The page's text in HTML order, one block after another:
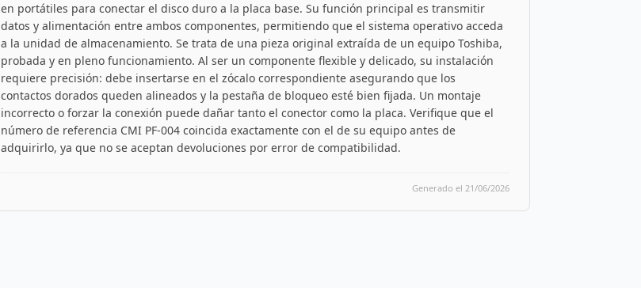
en portátiles para conectar el disco duro a la placa base. Su función principal es transmitir
datos y alimentación entre ambos componentes, permitiendo que el sistema operativo acceda
a la unidad de almacenamiento. Se trata de una pieza original extraída de un equipo Toshiba,
probada y en pleno funcionamiento. Al ser un componente flexible y delicado, su instalación
requiere precisión: debe insertarse en el zócalo correspondiente asegurando que los
contactos dorados queden alineados y la pestaña de bloqueo esté bien fijada. Un montaje
incorrecto o forzar la conexión puede dañar tanto el conector como la placa. Verifique que el
número de referencia CMI PF-004 coincida exactamente con el de su equipo antes de
adquirirlo, ya que no se aceptan devoluciones por error de compatibilidad.
Generado el 21/06/2026